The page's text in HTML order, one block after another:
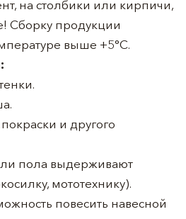
на столбики или кирпичи,
Сборку продукции
выше +5°С.
и другого
пола выдерживают
мототехнику).
повесить навесной